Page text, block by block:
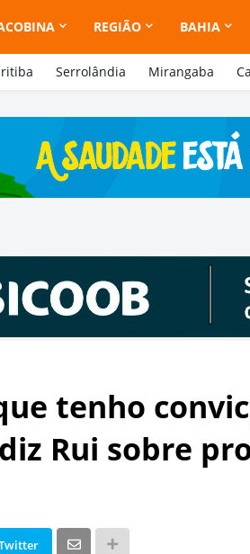
REGIÃO BAHIA
Serrolândia Mirangaba
tenho
Rui sobre